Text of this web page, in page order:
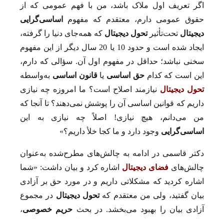
اگر تعریف اول ملاک باشد، من با فهم عمومی که از
حقوق عمومی دارم، معتقدم که مفهوم
اساسی‌گرایی
دیجیتال تحت‌تأثیرتحول دیجیتال که همه‌جای دنیا را گرفته،
ایجاد شده است و حدود 10 یا 20 سال دیگر از این مفهوم
سخنی نباشد؛ حداقل در مفهوم اول آن. سؤالی که دارم،
این است که کدامحق اساسی یاقانون اساسی به‌واسطه
تحول دیجیتال نیازمند اصلاح است؟ ما امروزه چه نیازی
داریم که قوانین اساسی آن را پوشش نمی‌دهند؟ تا آنجا که
من می‌دانم، هیچ نیازی! اصلاً چه نیازی به این
اساسی‌گرایی وجود دارد و ما کجا خلأ داریم؟»
دکتر قاسمی در ادامه به چالش‌های مطرح‌شده به‌عنوان
چالش‌های فضای دیجیتال
اشاره کرد و بیان داشت: «شما
اشاره کردید که مشکلاتی داریم و در مورد حق بر آزادی
بیان گفتید، ولی من معتقدم کهتحول دیجیتال در مجموع
آزادی بیان را بهبود می‌بخشد. در بحث حریم خصوصی،